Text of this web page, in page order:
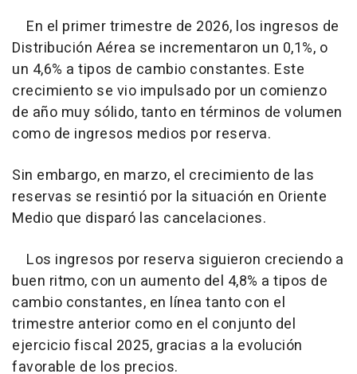
En el primer trimestre de 2026, los ingresos de
Distribución Aérea se incrementaron un 0,1%, o
un 4,6% a tipos de cambio constantes. Este
crecimiento se vio impulsado por un comienzo
de año muy sólido, tanto en términos de volumen
como de ingresos medios por reserva.
Sin embargo, en marzo, el crecimiento de las
reservas se resintió por la situación en Oriente
Medio que disparó las cancelaciones.
Los ingresos por reserva siguieron creciendo a
buen ritmo, con un aumento del 4,8% a tipos de
cambio constantes, en línea tanto con el
trimestre anterior como en el conjunto del
ejercicio fiscal 2025, gracias a la evolución
favorable de los precios.